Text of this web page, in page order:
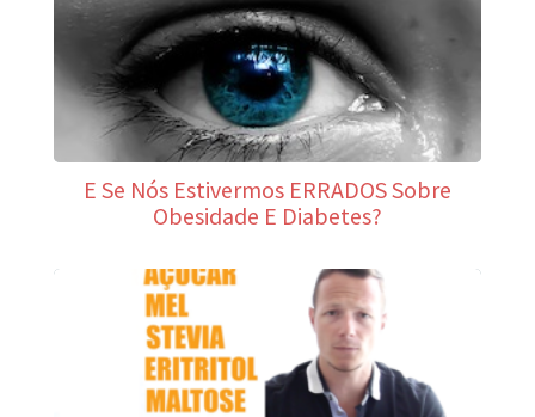
E Se Nós Estivermos ERRADOS Sobre
Obesidade E Diabetes?